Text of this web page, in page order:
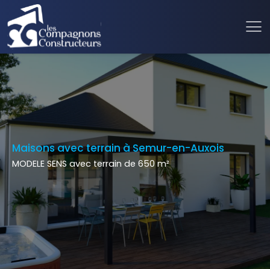
Maisons avec terrain à Semur-en-Auxois
MODELE SENS avec terrain de 650 m²